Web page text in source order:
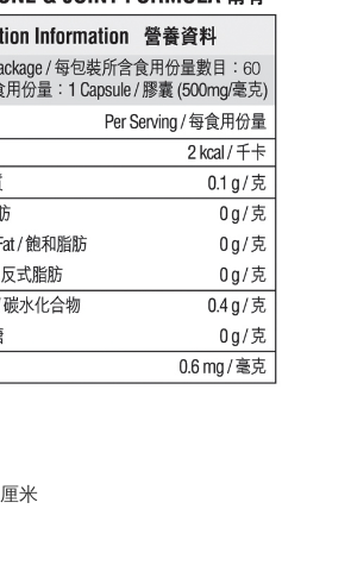
米